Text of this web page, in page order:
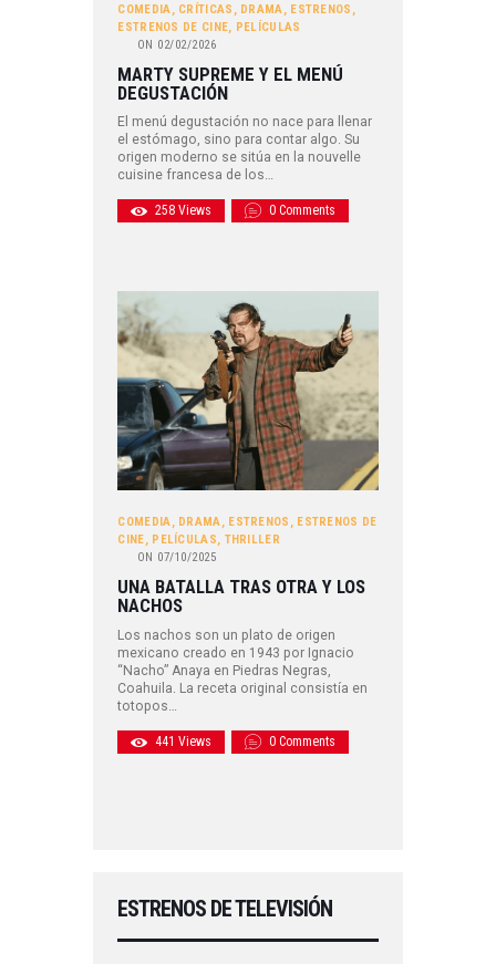
COMEDIA, CRÍTICAS , DRAMA, ESTRENOS ,
ESTRENOS DE CINE, PELÍCULAS
ON 02/02/2026
MARTY SUPREME Y EL MENÚ
DEGUSTACIÓN
El menú degustación no nace para llenar
el estómago, sino para contar algo. Su
origen moderno se sitúa en la nouvelle
cuisine francesa de los…
258 Views 0 Comments
COMEDIA, DRAMA, ESTRENOS , ESTRENOS DE
CINE, PELÍCULAS, THRILLER
ON 07/10/2025
UNA BATALLA TRAS OTRA Y LOS
NACHOS
Los nachos son un plato de origen
mexicano creado en 1943 por Ignacio
“Nacho” Anaya en Piedras Negras,
Coahuila. La receta original consistía en
totopos…
441 Views 0 Comments
ESTRENOS DE TELEVISIÓN